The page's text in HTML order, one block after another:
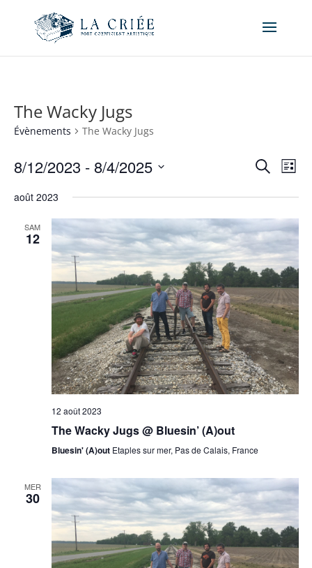
The Wacky Jugs
Évènements The Wacky Jugs
de
vues
Recherche
de
Liste
8/12/2023 - 8/4/2025
une
août 2023
SAM
12
12 août 2023
The Wacky Jugs @ Bluesin’ (A)out
Bluesin' (A)out Etaples sur mer, Pas de Calais, France
MER
30